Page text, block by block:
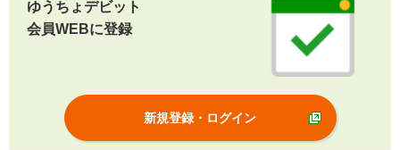
ゆうちょデビット
会員WEBに登録
新規登録・ログイン